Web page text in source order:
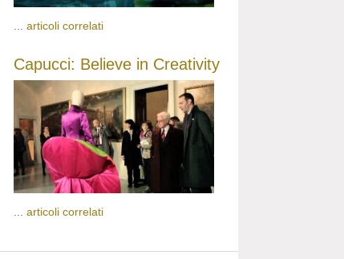
... articoli correlati
Capucci: Believe in Creativity
articoli correlati